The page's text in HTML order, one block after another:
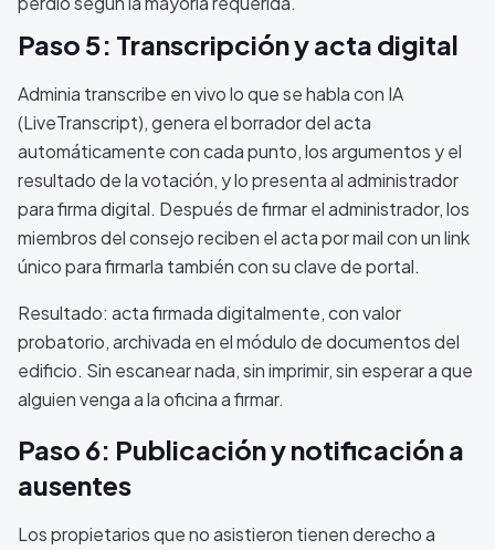
Paso 5: Transcripción y acta digital
Adminia transcribe en vivo lo que se habla con IA
(LiveTranscript), genera el borrador del acta
automáticamente con cada punto, los argumentos y el
resultado de la votación, y lo presenta al administrador
para firma digital. Después de firmar el administrador, los
miembros del consejo reciben el acta por mail con un link
único para firmarla también con su clave de portal.
Resultado: acta firmada digitalmente, con valor
probatorio, archivada en el módulo de documentos del
edificio. Sin escanear nada, sin imprimir, sin esperar a que
alguien venga a la oficina a firmar.
Paso 6: Publicación y notificación a
ausentes
Los propietarios que no asistieron tienen derecho a